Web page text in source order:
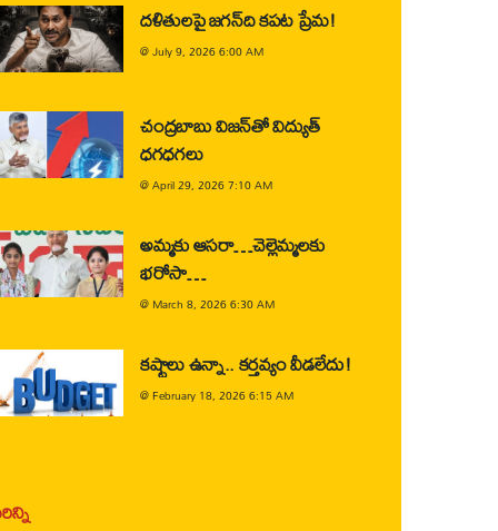
దళితులపై జగన్‌ది కపట ప్రేమ!
@July 9, 2026 6:00 AM
చంద్రబాబు విజన్‌తో విద్యుత్
ధగధగలు
@April 29, 2026 7:10 AM
అమ్మకు ఆసరా…చెల్లెమ్మలకు
భరోసా…
@ March 8, 2026 6:30 AM
కష్టాలు ఉన్నా.. కర్తవ్యం వీడలేదు!
@February 18, 2026 6:15 AM